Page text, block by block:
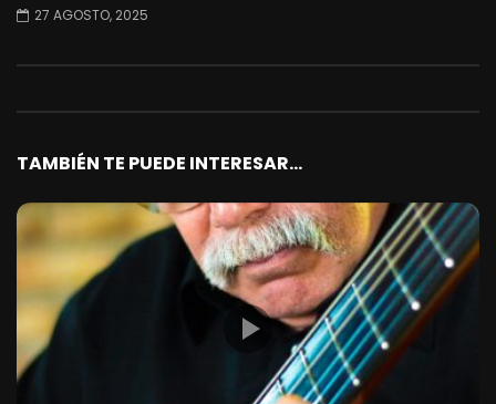
27 AGOSTO, 2025
TAMBIÉN TE PUEDE INTERESAR...